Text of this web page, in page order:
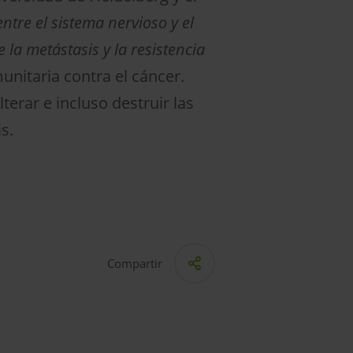
el sistema nervioso y el
metástasis y la resistencia
contra el cáncer.
e incluso destruir las
Compartir